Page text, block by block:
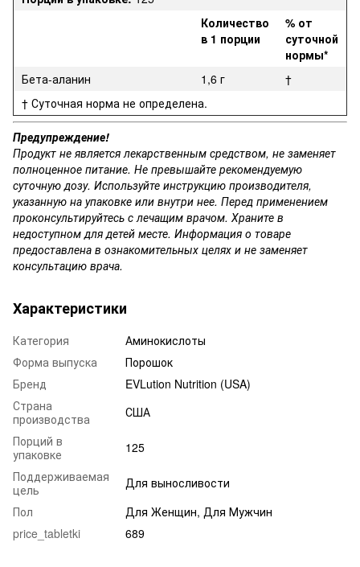
Количество
в 1 порции
% от
суточной
нормы*
Бета-аланин
1,6 г
†
† Суточная норма не определена.
Предупреждение!
Продукт не является лекарственным средством, не заменяет
полноценное питание. Не превышайте рекомендуемую
суточную дозу. Используйте инструкцию производителя,
указанную на упаковке или внутри нее. Перед применением
проконсультируйтесь с лечащим врачом. Храните в
недоступном для детей месте. Информация о товаре
предоставлена в ознакомительных целях и не заменяет
консультацию врача.
Характеристики
Категория
Аминокислоты
Форма выпуска
Порошок
Бренд
EVLution Nutrition (USA)
Страна
производства
США
Порций в
упаковке
125
Поддерживаемая
цель
Для выносливости
Пол
Для Женщин, Для Мужчин
price_tabletki
689